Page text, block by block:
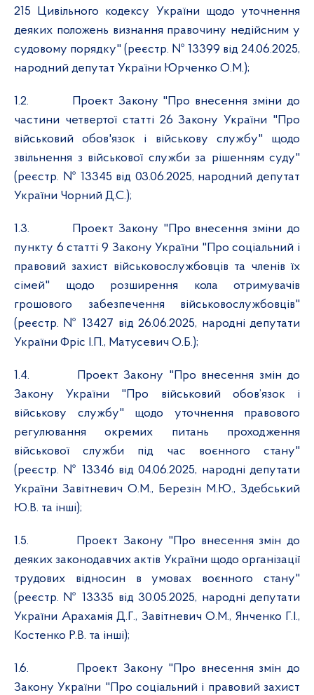
215 Цивільного кодексу України щодо уточнення
деяких положень визнання правочину недійсним у
судовому порядку" (реєстр. № 13399 від 24.06.2025,
народний депутат України Юрченко О.М.);
1.2.
Проект Закону "Про внесення зміни до
частини четвертої статті 26 Закону України "Про
військовий обов'язок і військову службу" щодо
звільнення з військової служби за рішенням суду"
(реєстр. № 13345 від 03.06.2025, народний депутат
України Чорний Д.С.);
1.3.
Проект Закону "Про внесення зміни до
пункту 6 статті 9 Закону України "Про соціальний і
правовий захист військовослужбовців та членів їх
сімей" щодо розширення кола отримувачів
грошового забезпечення військовослужбовців"
(реєстр. № 13427 від 26.06.2025, народні депутати
України Фріс І.П., Матусевич О.Б.);
1.4.
Проект Закону "Про внесення змін до
Закону України "Про військовий обов’язок і
військову службу" щодо уточнення правового
регулювання окремих питань проходження
військової служби під час воєнного стану"
(реєстр. № 13346 від 04.06.2025, народні депутати
України Завітневич О.М., Березін М.Ю., Здебський
Ю.В. та інші);
1.5.
Проект Закону "Про внесення змін до
деяких законодавчих актів України щодо організації
трудових відносин в умовах воєнного стану"
(реєстр. № 13335 від 30.05.2025, народні депутати
України Арахамія Д.Г., Завітневич О.М., Янченко Г.І.,
Костенко Р.В. та інші);
1.6.
Проект Закону "Про внесення змін до
Закону України "Про соціальний і правовий захист